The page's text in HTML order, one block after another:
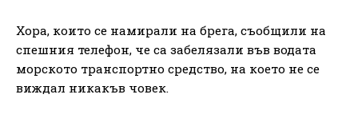
Хора, които се намирали на брега, съобщили на
спешния телефон, че са забелязали във водата
морското транспортно средство, на което не се
виждал никакъв човек.